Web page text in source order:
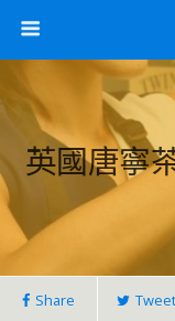
英國唐寧
Share Tweet